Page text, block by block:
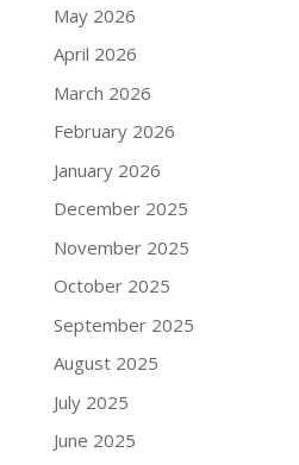
May 2026
April 2026
March 2026
February 2026
January 2026
December 2025
November 2025
October 2025
September 2025
August 2025
July 2025
June 2025